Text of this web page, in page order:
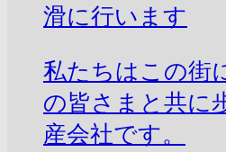
滑に行います
私たちはこの街
の皆さまと共に
産会社です。